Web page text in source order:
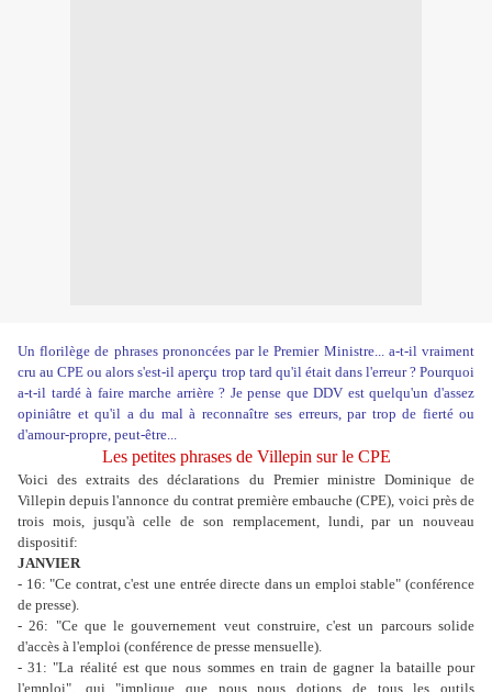
Un florilège de phrases prononcées par le Premier Ministre... a-t-il vraiment
cru au CPE ou alors s'est-il aperçu trop tard qu'il était dans l'erreur ? Pourquoi
a-t-il tardé à faire marche arrière ? Je pense que DDV est quelqu'un d'assez
opiniâtre et qu'il a du mal à reconnaître ses erreurs, par trop de fierté ou
d'amour-propre, peut-être...
Les petites phrases de Villepin sur le CPE
Voici des extraits des déclarations du Premier ministre Dominique de
Villepin depuis l'annonce du contrat première embauche (CPE), voici près de
trois mois, jusqu'à celle de son remplacement, lundi, par un nouveau
dispositif:
JANVIER
- 16: "Ce contrat, c'est une entrée directe dans un emploi stable" (conférence
de presse).
- 26: "Ce que le gouvernement veut construire, c'est un parcours solide
d'accès à l'emploi (conférence de presse mensuelle).
- 31: "La réalité est que nous sommes en train de gagner la bataille pour
l'emploi", qui "implique que nous nous dotions de tous les outils